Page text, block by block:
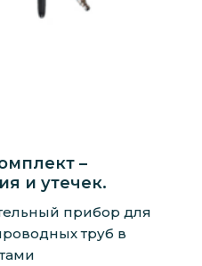
–
и утечек.
прибор для
труб в